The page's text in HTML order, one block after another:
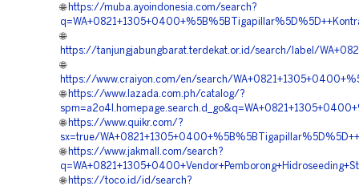
🌐 https://muba.ayoindonesia.com/search?
🌐
https://tanjungjabungbarat.terdekat.or.id/search/label/
🌐
https://www.craiyon.com/en/search/
🌐 https://www.lazada.com.ph/catalog/?
🌐 https://www.quikr.com/?
sx=true/
🌐 https://www.jakmall.com/search?
🌐 https://toco.id/id/search?